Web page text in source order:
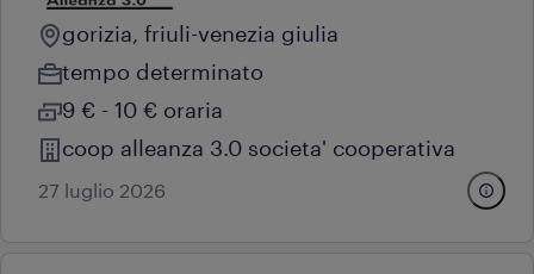
gorizia, friuli-venezia giulia
tempo determinato
9 € - 10 € oraria
coop alleanza 3.0 societa' cooperativa
27 luglio 2026